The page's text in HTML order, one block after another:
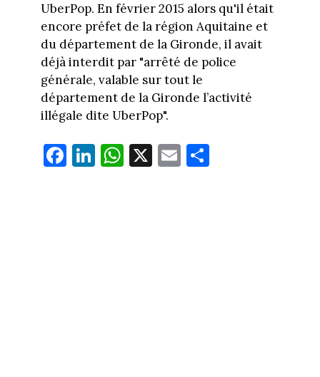
UberPop. En février 2015 alors qu'il était
encore préfet de la région Aquitaine et
du département de la Gironde, il avait
déjà interdit par "arrêté de police
générale, valable sur tout le
département de la Gironde l’activité
illégale dite UberPop".
Fa
ce
Li
nk
W
ha
X E
m
Pa
rt